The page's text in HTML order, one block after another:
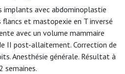
implants avec abdominoplastie
flancs et mastopexie en T inversé
avec un volume mammaire
II post-allaitement. Correction de
Anesthésie générale. Résultat à
semaines.